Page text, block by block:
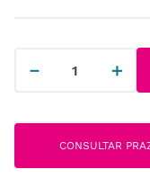
＋
－
CONSULTAR